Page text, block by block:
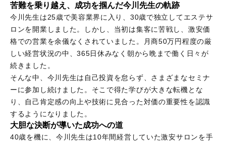
苦難を乗り越え、成功を掴んだ今川先生の軌跡
今川先生は25歳で美容業界に入り、30歳で独立してエステサ
ロンを開業しました。しかし、当初は集客に苦戦し、激安価
格での営業を余儀なくされていました。月商50万円程度の厳
しい経営状況の中、365日休みなく朝から晩まで働く日々が
続きました。
そんな中、今川先生は自己投資を怠らず、さまざまなセミナ
ーに参加し続けました。そこで得た学びが大きな転機とな
り、自己肯定感の向上や技術に見合った対価の重要性を認識
するようになりました。
大胆な決断が導いた成功への道
40歳を機に、今川先生は10年間経営していた激安サロンを手